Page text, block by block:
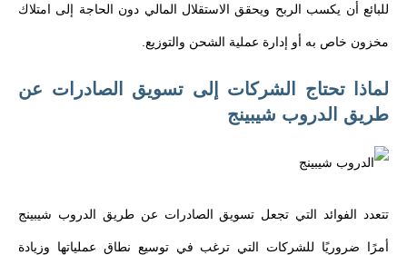
للبائع أن يكسب الربح ويحقق الاستقلال المالي دون الحاجة إلى امتلاك
مخزون خاص به أو إدارة عملية الشحن والتوزيع.
لماذا تحتاج الشركات إلى تسويق الصادرات عن
طريق الدروب شيبينج
تتعدد الفوائد التي تجعل تسويق الصادرات عن طريق الدروب شيبينج
أمرًا ضروريًا للشركات التي ترغب في توسيع نطاق عملياتها وزيادة